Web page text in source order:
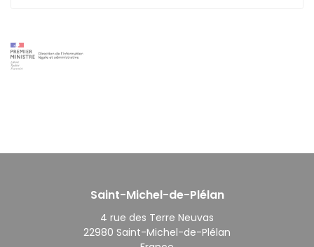
Saint-Michel-de-Plélan
4 rue des Terre Neuvas
22980 Saint-Michel-de-Plélan